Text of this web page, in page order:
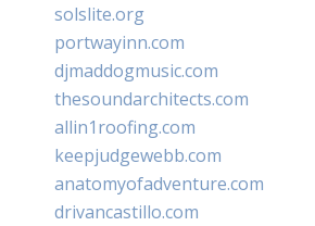
solslite.org
portwayinn.com
djmaddogmusic.com
thesoundarchitects.com
allin1roofing.com
keepjudgewebb.com
anatomyofadventure.com
drivancastillo.com